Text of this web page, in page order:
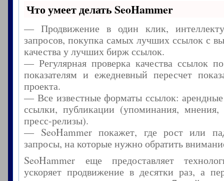
Что умеет делать SeoHammer
— Продвижение в один клик,
запросов, покупка самых лучших ссылок с
качества у лучших бирж ссылок.
— Регулярная проверка качества ссылок
показателям и ежедневный пересчет
проекта.
— Все известные форматы ссылок:
ссылки, публикации (упоминания, мнения,
пресс-релизы).
— SeoHammer покажет, где рост или
запросы, на которые нужно обратить
SeoHammer еще предоставляет
ускоряет продвижение в десятки раз, а